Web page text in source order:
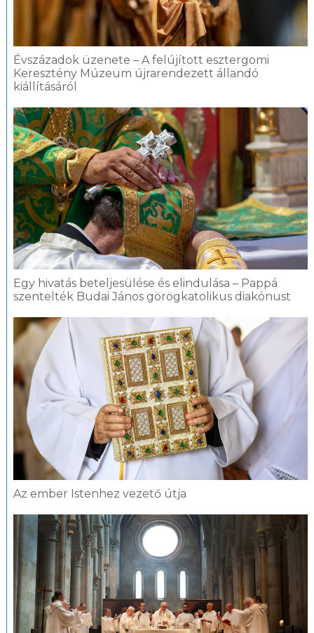
Évszázadok üzenete – A felújított esztergomi
Keresztény Múzeum újrarendezett állandó
kiállításáról
Egy hivatás beteljesülése és elindulása – Pappá
szentelték Budai János görögkatolikus diakónust
Az ember Istenhez vezető útja